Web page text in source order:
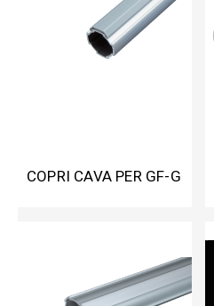
COPRI CAVA PER GF-G